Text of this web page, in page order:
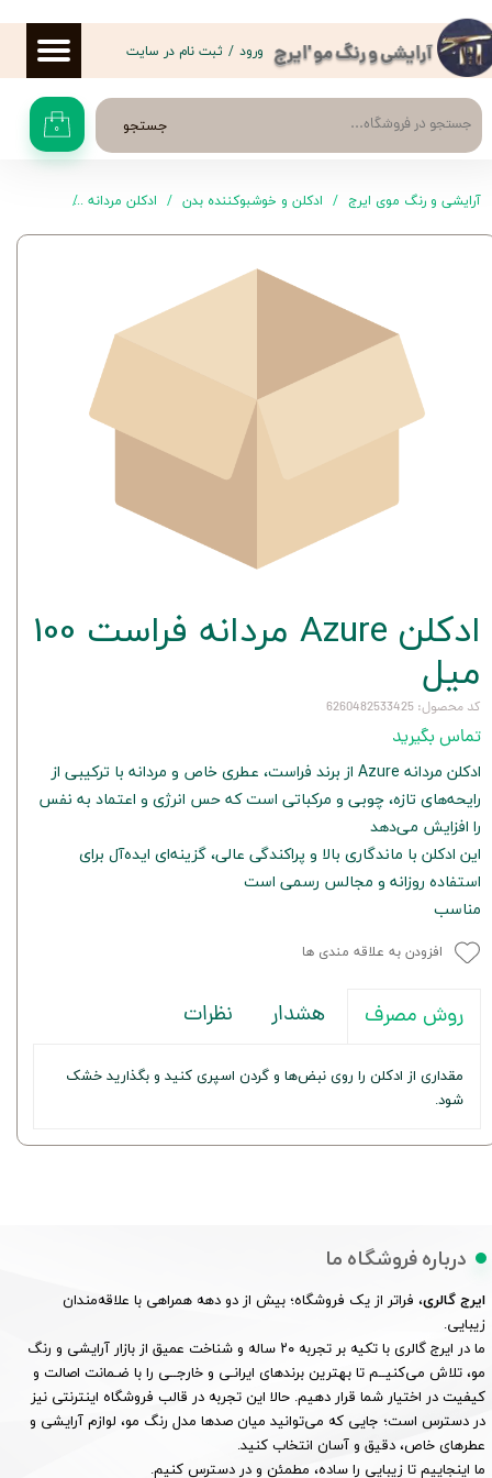
آرایشی و رنگ مو 'ایرج
جستجو ۰
ورود / ثبت نام در سایت
حساب کاربری من
تغییر گذر واژه
سفارشات
خروج از حساب کاربری
آرایشی و رنگ موی ایرج ادکلن و خوشبوکننده بدن ادکلن مردانه
ادکلن Azure مردانه فراست 100
میل
کد محصول: 6260482533425
تماس بگیرید
ادکلن مردانه Azure از برند فراست، عطری خاص و مردانه با ترکیبی از
رایحه‌های تازه، چوبی و مرکباتی است که حس انرژی و اعتماد به نفس
را افزایش می‌دهد
این ادکلن با ماندگاری بالا و پراکندگی عالی، گزینه‌ای ایده‌آل برای
استفاده روزانه و مجالس رسمی است
مناسب
افزودن به علاقه مندی ها
روش مصرف هشدار نظرات
مقداری از ادکلن را روی نبض‌ها و گردن اسپری کنید و بگذارید خشک
شود.
درباره فروشگاه ما
ایرج گالری، فراتر از یک فروشگاه؛ بیش از دو دهه همراهی با علاقه‌مندان
زیبایی.
ما در ایرج گالری با تکیه بر تجربه ۲۰ ساله و شناخت عمیق از بازار آرایشی و رنگ
مو، تلاش می‌کنیــم تا بهترین برندهای ایرانـی و خارجــی را با ضـمانت اصالت و
کیفیت در اختیار شما قرار دهیم. حالا این تجربه در قالب فروشگاه اینترنتی نیز
در دسترس است؛ جایی که می‌توانید میان صدها مدل رنگ مو، لوازم آرایشی و
عطرهای خاص، دقیق و آسان انتخاب کنید.
ما اینجاییم تا زیبایی را ساده، مطمئن و در دسترس کنیم.